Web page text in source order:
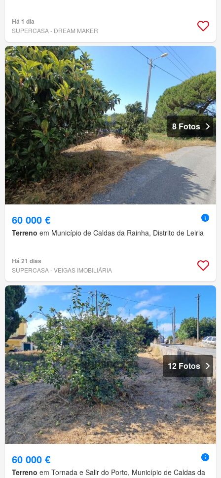
Há 1 dia
SUPERCASA - DREAM MAKER
8 Fotos
60 000 €
Terreno em Município de Caldas da Rainha, Distrito de Leiria
Há 21 dias
SUPERCASA - VEIGAS IMOBILIÁRIA
12 Fotos
60 000 €
Terreno em Tornada e Salir do Porto, Município de Caldas da